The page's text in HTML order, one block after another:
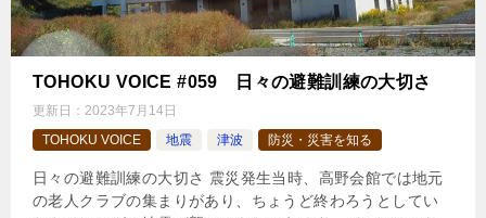
TOHOKU VOICE #059 日々の避難訓練の大切さ
更新日： 2023年7月14日
TOHOKU VOICE
地震 津波 防災・災害を知る
日々の避難訓練の大切さ 震災発生当時、高野会館では地元
の老人クラブの集まりがあり、ちょうど終わろうとしてい